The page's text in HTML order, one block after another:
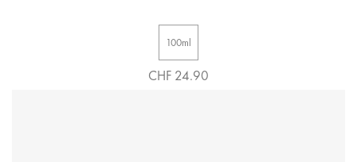
100ml
CHF 24.90